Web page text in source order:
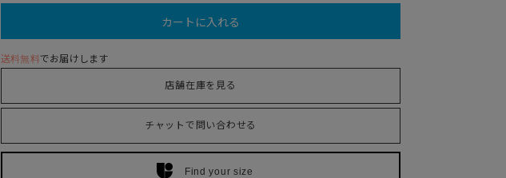
カートに入れる
送料無料 でお届けします
店舗在庫を見る
チャットで問い合わせる
Find your size